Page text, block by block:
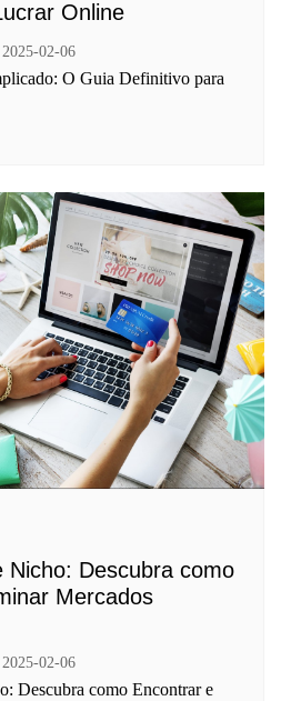
Online
2025-02-06
O Guia Definitivo para
Nicho: Descubra como
Mercados
2025-02-06
Descubra como Encontrar e